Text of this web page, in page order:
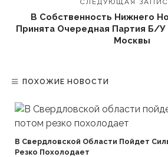
СЛЕДУЮЩАЯ
В Собственность Нижнего
Принята Очередная Партия Б/у
Москвы
ПОХОЖИЕ НОВОСТИ
В Свердловской Области Пойдет
Резко Похолодает